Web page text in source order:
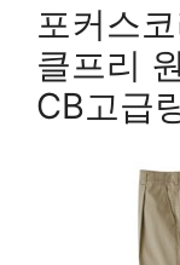
포커스
클프리
CB고급